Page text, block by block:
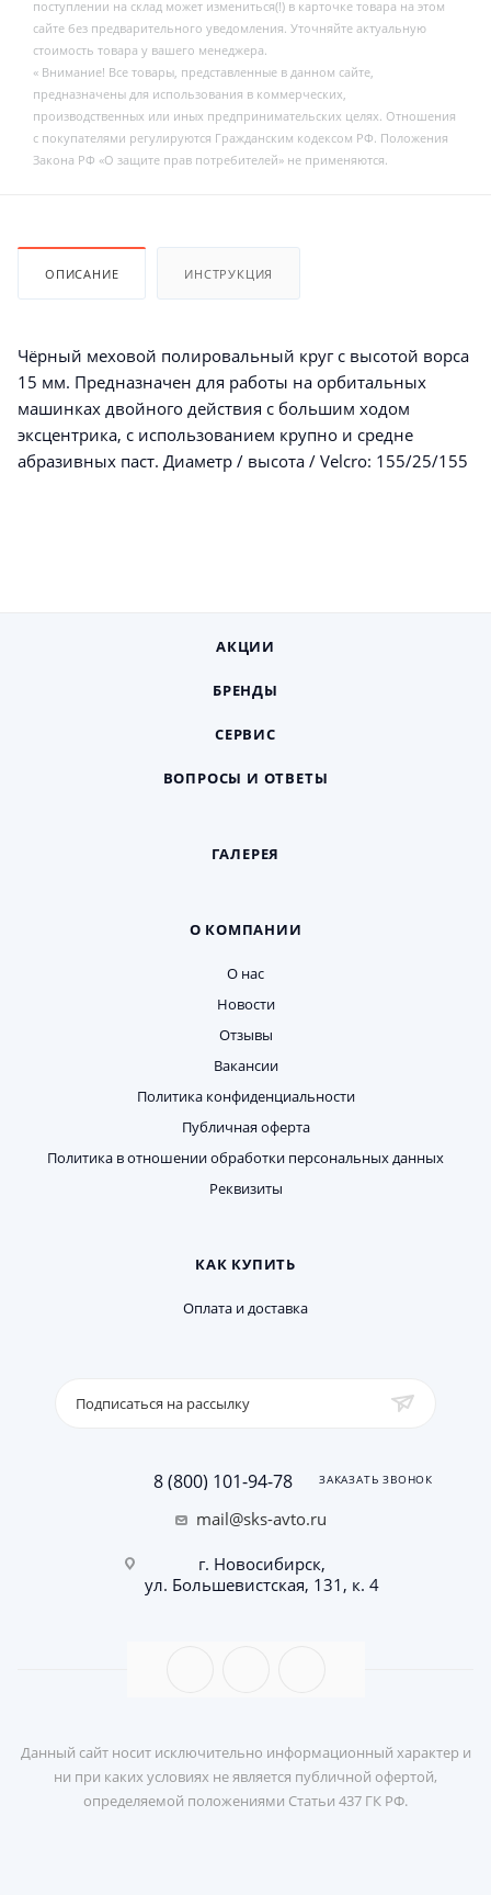
поступлении на склад может измениться(!) в карточке товара на этом
сайте без предварительного уведомления. Уточняйте актуальную
стоимость товара у вашего менеджера.
« Внимание! Все товары, представленные в данном сайте,
предназначены для использования в коммерческих,
производственных или иных предпринимательских целях. Отношения
с покупателями регулируются Гражданским кодексом РФ. Положения
Закона РФ «О защите прав потребителей» не применяются.
ОПИСАНИЕ ИНСТРУКЦИЯ
Чёрный меховой полировальный круг с высотой ворса
15 мм. Предназначен для работы на орбитальных
машинках двойного действия с большим ходом
эксцентрика, с использованием крупно и средне
абразивных паст. Диаметр / высота / Velcro: 155/25/155
АКЦИИ
БРЕНДЫ
СЕРВИС
ВОПРОСЫ И ОТВЕТЫ
ГАЛЕРЕЯ
О КОМПАНИИ
О нас
Новости
Отзывы
Вакансии
Политика конфиденциальности
Публичная оферта
Политика в отношении обработки персональных данных
Реквизиты
КАК КУПИТЬ
Оплата и доставка
Подписаться на рассылку
8 (800) 101-94-78 ЗАКАЗАТЬ ЗВОНОК
mail@sks-avto.ru
г. Новосибирск,
ул. Большевистская, 131, к. 4
Данный сайт носит исключительно информационный характер и
ни при каких условиях не является публичной офертой,
определяемой положениями Статьи 437 ГК РФ.